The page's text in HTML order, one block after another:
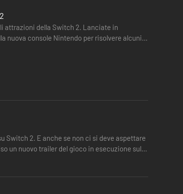
attrazioni della Switch 2. Lanciate in
nuova console Nintendo per risolvere alcuni
Switch 2. E anche se non ci si deve aspettare
un nuovo trailer del gioco in esecuzione sulla